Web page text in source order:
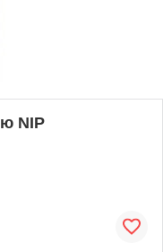
NIP